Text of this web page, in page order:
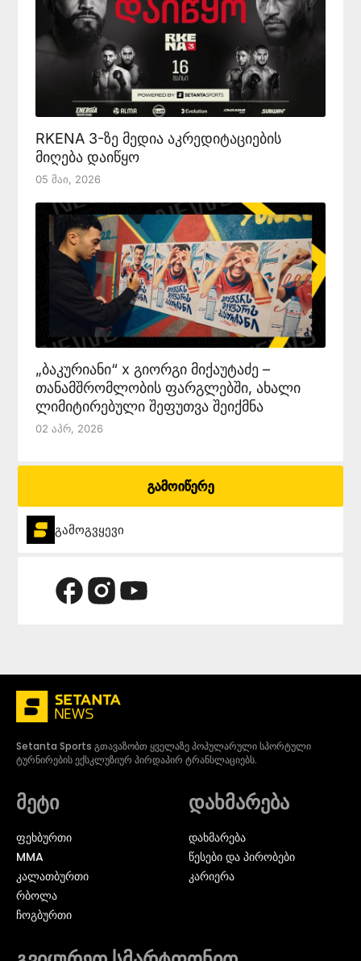
RKENA 3-ზე მედია აკრედიტაციების
მიღება დაიწყო
05 Მაი, 2026
„ბაკურიანი“ x გიორგი მიქაუტაძე –
თანამშრომლობის ფარგლებში, ახალი
ლიმიტირებული შეფუთვა შეიქმნა
02 Აპრ, 2026
გამოიწერე
გამოგვყევი
Setanta Sports გთავაზობთ ყველაზე პოპულარული სპორტული
ტურნირების ექსკლუზიურ პირდაპირ ტრანსლაციებს.
მეტი
ᲤᲔᲮᲑᲣᲠᲗᲘ
MMA
ᲙᲐᲚᲐᲗᲑᲣᲠᲗᲘ
ᲠᲑᲝᲚᲐ
ᲩᲝᲒᲑᲣᲠᲗᲘ
დახმარება
დახმარება
წესები და პირობები
კარიერა